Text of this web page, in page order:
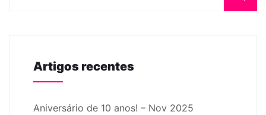
Artigos recentes
Aniversário de 10 anos! – Nov 2025